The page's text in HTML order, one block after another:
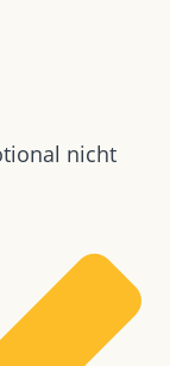
nicht